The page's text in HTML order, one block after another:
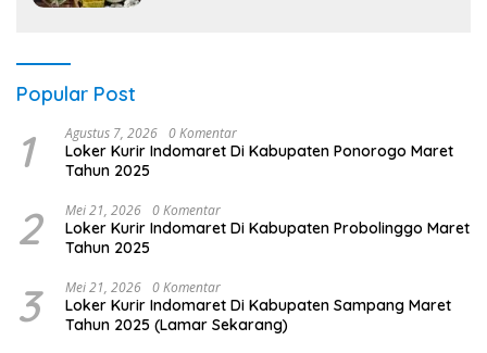
Popular Post
1 Agustus 7, 2026 0 Komentar
Loker Kurir Indomaret Di Kabupaten Ponorogo Maret
Tahun 2025
2 Mei 21, 2026 0 Komentar
Loker Kurir Indomaret Di Kabupaten Probolinggo Maret
Tahun 2025
3 Mei 21, 2026 0 Komentar
Loker Kurir Indomaret Di Kabupaten Sampang Maret
Tahun 2025 (Lamar Sekarang)